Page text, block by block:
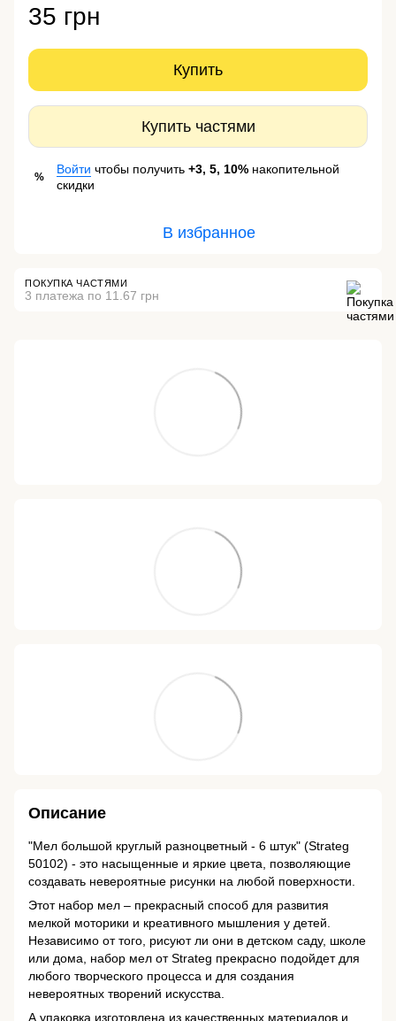
35 грн
Купить
Купить частями
%
Войти чтобы получить +3, 5, 10% накопительной
скидки
В избранное
ПОКУПКА ЧАСТЯМИ
3 платежа по 11.67 грн
Описание
"Мел большой круглый разноцветный - 6 штук" (Strateg
50102) - это насыщенные и яркие цвета, позволяющие
создавать невероятные рисунки на любой поверхности.
Этот набор мел – прекрасный способ для развития
мелкой моторики и креативного мышления у детей.
Независимо от того, рисуют ли они в детском саду, школе
или дома, набор мел от Strateg прекрасно подойдет для
любого творческого процесса и для создания
невероятных творений искусства.
А упаковка изготовлена из качественных материалов и